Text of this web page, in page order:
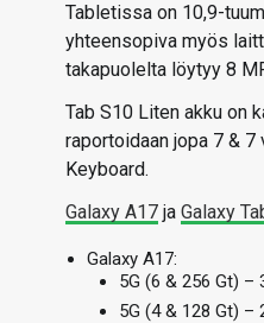
Tabletissa on 10,9-
yhteensopiva myös
takapuolelta löytyy 8
Tab S10 Liten akku on
raportoidaan jopa 7 &
Keyboard.
Galaxy A17 ja Galaxy
Galaxy A17:
5G (6 & 256 Gt) –
5G (4 & 128 Gt) –